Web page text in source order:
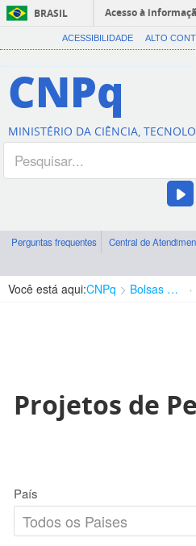
BRASIL
Acesso à
ACESSIBILIDADE ALTO
CNPq
MINISTÉRIO DA CIÊNCIA,
Perguntas frequentes Central de
Você está aqui:CNPq Bolsas e Auxílios Vigentes
Projetos de
País